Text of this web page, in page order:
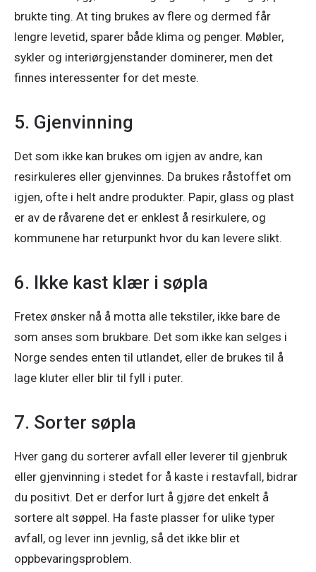
brukte ting. At ting brukes av flere og dermed får
lengre levetid, sparer både klima og penger. Møbler,
sykler og interiørgjenstander dominerer, men det
finnes interessenter for det meste.
5. Gjenvinning
Det som ikke kan brukes om igjen av andre, kan
resirkuleres eller gjenvinnes. Da brukes råstoffet om
igjen, ofte i helt andre produkter. Papir, glass og plast
er av de råvarene det er enklest å resirkulere, og
kommunene har returpunkt hvor du kan levere slikt.
6. Ikke kast klær i søpla
Fretex ønsker nå å motta alle tekstiler, ikke bare de
som anses som brukbare. Det som ikke kan selges i
Norge sendes enten til utlandet, eller de brukes til å
lage kluter eller blir til fyll i puter.
7. Sorter søpla
Hver gang du sorterer avfall eller leverer til gjenbruk
eller gjenvinning i stedet for å kaste i restavfall, bidrar
du positivt. Det er derfor lurt å gjøre det enkelt å
sortere alt søppel. Ha faste plasser for ulike typer
avfall, og lever inn jevnlig, så det ikke blir et
oppbevaringsproblem.